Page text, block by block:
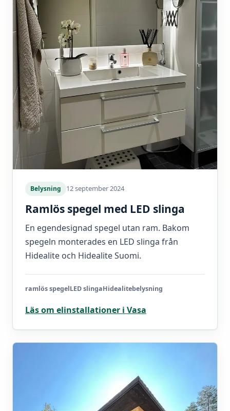
Belysning 12 september 2024
Ramlös spegel med LED slinga
En egendesignad spegel utan ram. Bakom
spegeln monterades en LED slinga från
Hidealite och Hidealite Suomi.
ramlös spegelLED slingaHidealitebelysning
Läs om elinstallationer i Vasa